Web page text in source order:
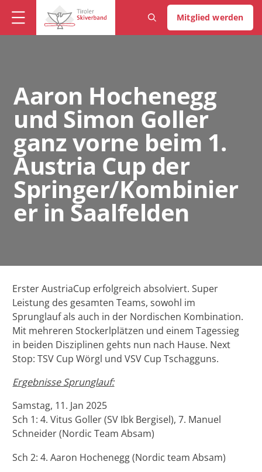
Mitglied werden
Aaron Hochenegg
und Simon Goller
ganz vorne beim 1.
Austria Cup der
Springer/Kombinier
er in Saalfelden
Erster AustriaCup erfolgreich absolviert. Super
Leistung des gesamten Teams, sowohl im
Sprunglauf als auch in der Nordischen Kombination.
Mit mehreren Stockerlplätzen und einem Tagessieg
in beiden Disziplinen gehts nun nach Hause. Next
Stop: TSV Cup Wörgl und VSV Cup Tschagguns.
Ergebnisse Sprunglauf:
Samstag, 11. Jan 2025
Sch 1: 4. Vitus Goller (SV Ibk Bergisel), 7. Manuel
Schneider (Nordic Team Absam)
Sch 2: 4. Aaron Hochenegg (Nordic team Absam)